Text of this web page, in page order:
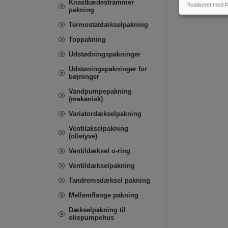
Knastkædestrammer
pakning
Termostatdækselpakning
Toppakning
Udstødningspakninger
Udstøningspakninger for
bøjninger
Vandpumpepakning
(mekanisk)
Variatordækselpakning
Ventilakselpakning
(olietyve)
Ventildæksel o-ring
Ventildækselpakning
Tandremsdæksel pakning
Mellemflange pakning
Dækselpakning til
oliepumpehus
Realiseret med